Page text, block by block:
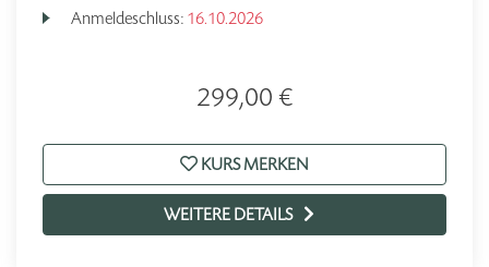
Anmeldeschluss: 16.10.2026
299,00 €
KURS MERKEN
WEITERE DETAILS